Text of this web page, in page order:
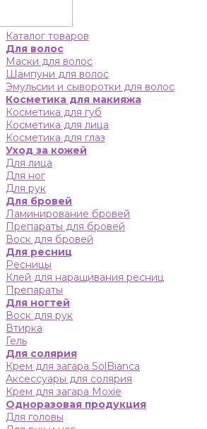
Каталог товаров
Для волос
Маски для волос
Шампуни для волос
Эмульсии и сыворотки для волос
Косметика для макияжа
Косметика для губ
Косметика для лица
Косметика для глаз
Уход за кожей
Для лица
Для ног
Для рук
Для бровей
Ламинирование бровей
Препараты для бровей
Воск для бровей
Для ресниц
Ресницы
Клей для наращивания ресниц
Препараты
Для ногтей
Воск для рук
Втирка
Гель
Для солярия
Крем для загара SolBianca
Аксессуары для солярия
Крем для загара Moxie
Одноразовая продукция
Для головы